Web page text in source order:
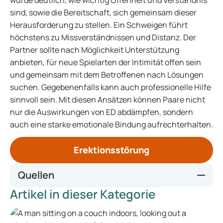
sind, sowie die Bereitschaft, sich gemeinsam dieser
Herausforderung zu stellen. Ein Schweigen führt
höchstens zu Missverständnissen und Distanz. Der
Partner sollte nach Möglichkeit Unterstützung
anbieten, für neue Spielarten der Intimität offen sein
und gemeinsam mit dem Betroffenen nach Lösungen
suchen. Gegebenenfalls kann auch professionelle Hilfe
sinnvoll sein. Mit diesen Ansätzen können Paare nicht
nur die Auswirkungen von ED abdämpfen, sondern
auch eine starke emotionale Bindung aufrechterhalten.
Erektionsstörung
Quellen
https://www.researchgate.net/publication/292944012_Th
e_role_of_the_sexual_partner_in_managing_erectile_dy
sfunction
Artikel in dieser Kategorie